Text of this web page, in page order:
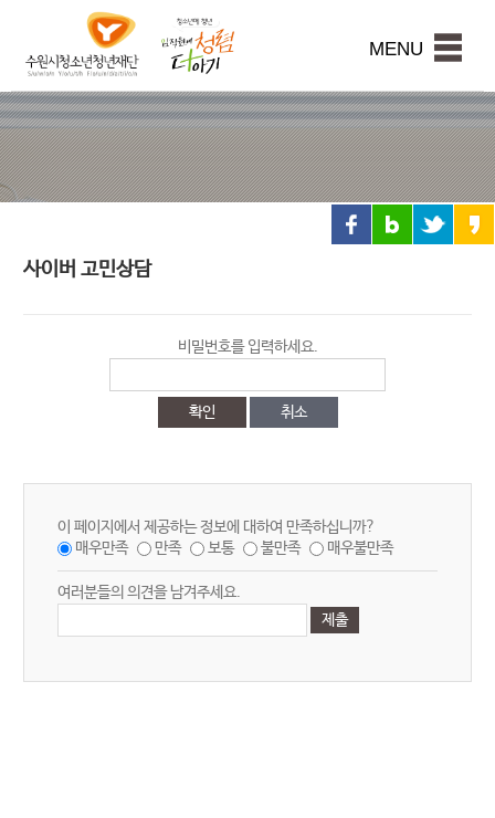
본문내용 바로가기
시
청
소
년
청
년
재
단
MENU
사이버 고민상담
비밀번호를 입력하세요.
이 페이지에서 제공하는 정보에 대하여 만족하십니까?
매우만족
만족 보통 불만족 매우불만족
여러분들의 의견을 남겨주세요.